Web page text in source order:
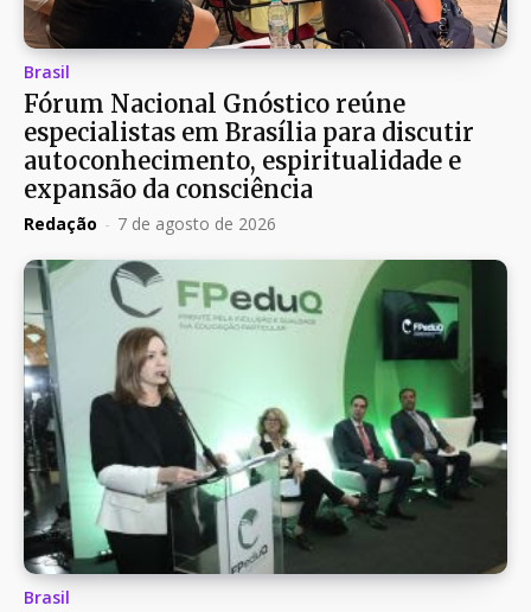
Brasil
Fórum Nacional Gnóstico reúne
especialistas em Brasília para discutir
autoconhecimento, espiritualidade e
expansão da consciência
Redação - 7 de agosto de 2026
Brasil